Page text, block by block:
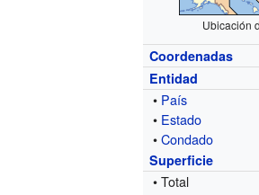
Ubicación
Coordenadas
Entidad
• País
• Estado
•Condado
Superficie
• Total